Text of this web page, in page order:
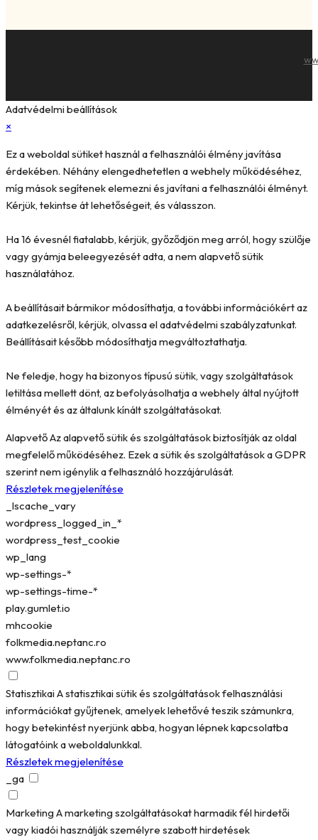
Adatvédelmi beállítások
×
Ez a weboldal sütiket használ a felhasználói élmény javítása
érdekében. Néhány elengedhetetlen a webhely működéséhez,
míg mások segítenek elemezni és javítani a felhasználói élményt.
Kérjük, tekintse át lehetőségeit, és válasszon.
Ha 16 évesnél fiatalabb, kérjük, győződjön meg arról, hogy szülője
vagy gyámja beleegyezését adta, a nem alapvető sütik
használatához.
A beállításait bármikor módosíthatja, a további információkért az
adatkezelésről, kérjük, olvassa el adatvédelmi szabályzatunkat.
Beállításait később módosíthatja megváltoztathatja.
Ne feledje, hogy ha bizonyos típusú sütik, vagy szolgáltatások
letiltása mellett dönt, az befolyásolhatja a webhely által nyújtott
élményét és az általunk kínált szolgáltatásokat.
AlapvetőAz alapvető sütik és szolgáltatások biztosítják az oldal
megfelelő működéséhez. Ezek a sütik és szolgáltatások a GDPR
szerint nem igénylik a felhasználó hozzájárulását.
Részletek megjelenítése
_lscache_vary
wordpress_logged_in_*
wordpress_test_cookie
wp_lang
wp-settings-*
wp-settings-time-*
play.gumlet.io
mhcookie
folkmedia.neptanc.ro
www.folkmedia.neptanc.ro
StatisztikaiA statisztikai sütik és szolgáltatások felhasználási
információkat gyűjtenek, amelyek lehetővé teszik számunkra,
hogy betekintést nyerjünk abba, hogyan lépnek kapcsolatba
látogatóink a weboldalunkkal.
Részletek megjelenítése
_ga
Marketing A marketing szolgáltatásokat harmadik fél hirdetői
vagy kiadói használják személyre szabott hirdetések